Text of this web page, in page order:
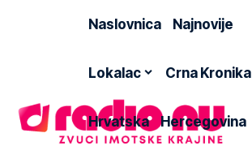
Naslovnica Najnovije
Lokalac Crna Kronika
Hrvatska Hercegovina